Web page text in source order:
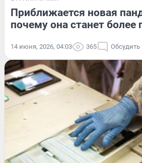
Приближается новая
почему она станет более
14 июня, 2026, 04:03 365 Обсудить